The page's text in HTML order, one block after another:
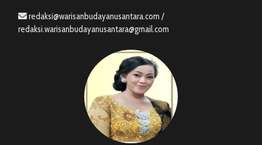
redaksi@warisanbudayanusantara.com /
redaksi.warisanbudayanusantara@gmail.com